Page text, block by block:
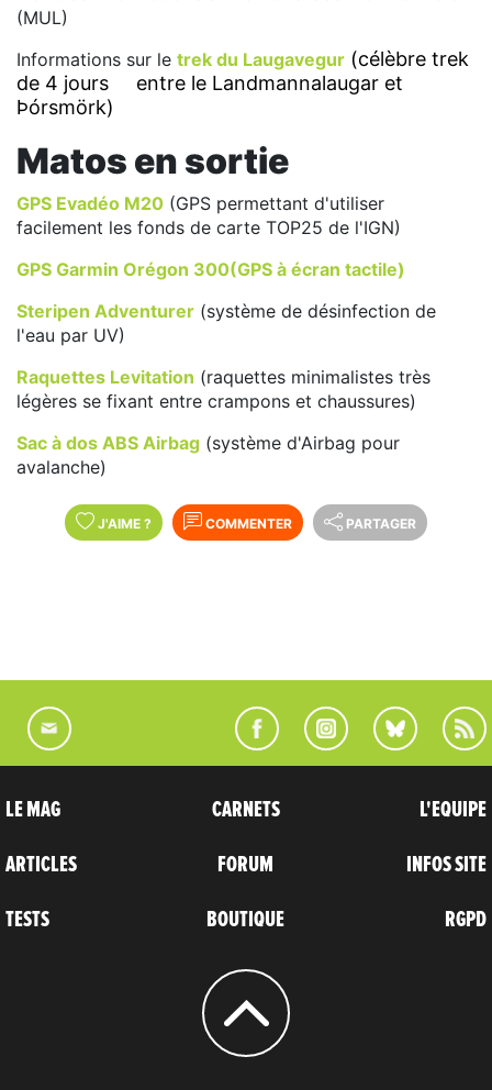
(MUL)
Informations sur le trek du Laugavegur (célèbre trek
de 4 jours
entre le Landmannalaugar et
Þórsmörk)
Matos en sortie
GPS Evadéo M20 (GPS permettant d'utiliser
facilement les fonds de carte TOP25 de l'IGN)
GPS Garmin Orégon 300(GPS à écran tactile)
Steripen Adventurer (système de désinfection de
l'eau par UV)
Raquettes Levitation (raquettes minimalistes très
légères se fixant entre crampons et chaussures)
Sac à dos ABS Airbag (système d'Airbag pour
avalanche)
J'AIME ? COMMENTER PARTAGER
LE MAG
ARTICLES
TESTS
CARNETS
FORUM
BOUTIQUE
L'EQUIPE
INFOS SITE
RGPD